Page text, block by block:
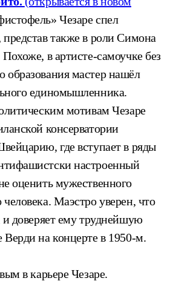
Чезаре спел
также в роли Симона
в артисте-самоучке без
образования мастер нашёл
единомышленника.
мотивам Чезаре
консерватории
где вступает в ряды
настроенный
оценить мужественного
Маэстро уверен, что
и доверяет ему труднейшую
на концерте в 1950-м.
в карьере Чезаре.